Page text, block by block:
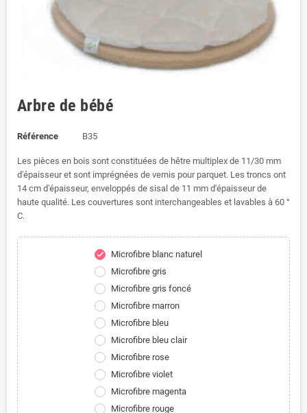
Arbre de bébé
Référence B35
Les pièces en bois sont constituées de hêtre multiplex de 11/30 mm
d'épaisseur et sont imprégnées de vernis pour parquet. Les troncs ont
14 cm d'épaisseur, enveloppés de sisal de 11 mm d'épaisseur de
haute qualité. Les couvertures sont interchangeables et lavables à 60 °
C.
check
Microfibre blanc naturel
Microfibre gris
Microfibre gris foncé
Microfibre marron
Microfibre bleu
Microfibre bleu clair
Microfibre rose
Microfibre violet
Microfibre magenta
Microfibre rouge